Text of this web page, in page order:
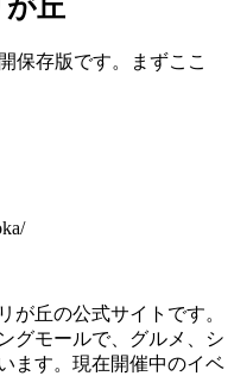
が丘
保存版です。まずここ
が丘の公式サイトです。
グモールで、グルメ、シ
ます。現在開催中のイベ